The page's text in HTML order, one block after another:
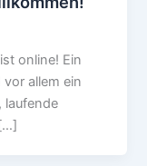
online! Ein
allem ein
laufende